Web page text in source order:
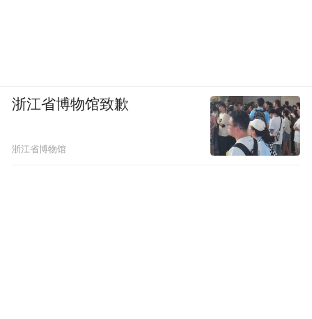
浙江省博物馆致歉
浙江省博物馆